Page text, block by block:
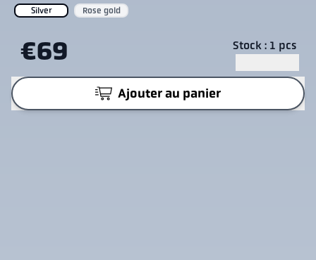
Silver Rose gold
€69 Stock : 1 pcs
Ajouter au panier